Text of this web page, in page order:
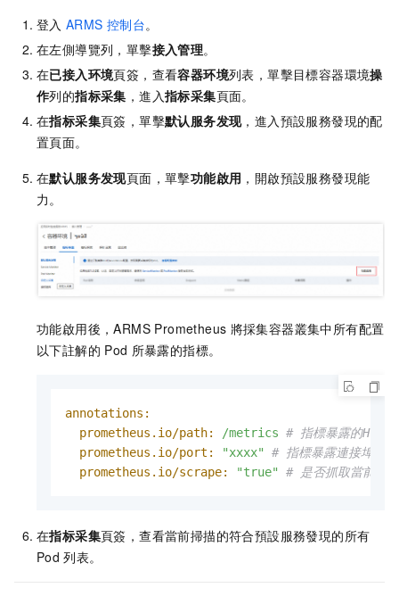
登入 ARMS 控制台。
在左側導覽列，單擊接入管理。
在已接入环境頁簽，查看容器环境列表，單擊目標容器環境操
作列的指标采集 ，進入指标采集頁面。
在指标采集頁簽，單擊默认服务发现，進入預設服務發現的配
置頁面。
在默认服务发现頁面，單擊功能啟用 ，開啟預設服務發現能
力。
功能啟用後，ARMS Prometheus 將採集容器叢集中所有配置
以下註解的 Pod 所暴露的指標。
annotations:
prometheus.io/path:
/metrics # 指標暴露的HTTP
prometheus.io/port:
"xxxx"
# 指標暴露連接埠。
prometheus.io/scrape:
"true" # 是否抓取當前Pod
在指标采集頁簽，查看當前掃描的符合預設服務發現的所有
Pod 列表。